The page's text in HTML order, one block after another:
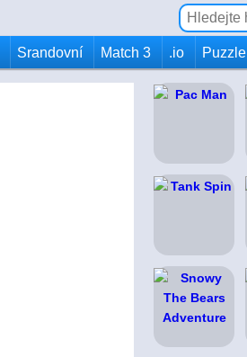
Srandovní Match 3 .io Puzzle